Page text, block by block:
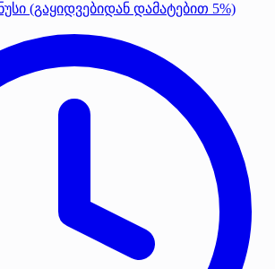
(გაყიდვებიდან დამატებით 5%)